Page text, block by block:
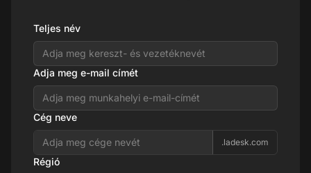
Teljes név
Adja meg e-mail címét
Cég neve
.ladesk.com
Régió